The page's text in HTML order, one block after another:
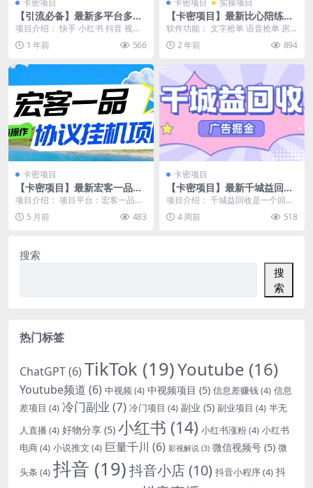
卡密项目
【引流必备】最新多平台多功
能全自动智能纯洁AI获客助
手，解放双手自动引流【获客
助手+使用教程】
项目介绍： 快手 小红书 抖音 视频
号 微信 养号模式 支持自定义养号
标签 垂直...
1 年前 566
卡密项目 实操项目
【卡密项目】最新比心陪练抢
单引流脚本，陪玩接单工作室
必备神器【抢单脚本+使用教
程】
软件功能： 文字抢单 语音抢单 房
间跳单 设备需求： 安卓手机 购买
后包含月卡脚...
2 年前 894
卡密项目
【卡密项目】最新宏客一品广
告掘金全自动挂机项目，支持
批量云端挂机单号5+【协议脚
本+视频教程】
项目介绍： 项目平台：宏客一品
『手机应用宝即可下载』 电商购物
广告平台，每天8个...
5 月前 483
卡密项目
【卡密项目】最新千城益回收
广告掘金全自动挂机，刷短剧
做任务单日收益5+【协议脚本
+使用教程】
项目介绍： 千城益回收是一个回收
旧衣服、鞋子包包的平台，大家如
果有闲置商品可以卖...
4 周前 518
搜索
搜
索
热门标签
ChatGPT(6) TikTok (19)Youtube (16)
Youtube频道 (6) 中视频(4) 中视频项目 (5) 信息差赚钱(4) 信息
差项目 (4) 冷门副业 (7) 冷门项目 (4) 副业 (5) 副业项目 (4) 半无
人直播 (4) 好物分享 (5) 小红书 (14) 小红书涨粉(4) 小红书
电商(4) 小说推文 (4) 巨量千川 (6) 影视解说 (3) 微信视频号 (5) 微
头条 (4) 抖音 (19)抖音小店(10) 抖音小程序(4) 抖